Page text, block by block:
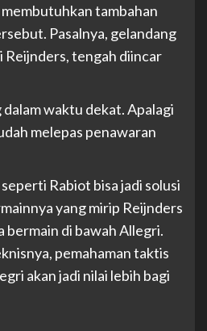
tambahan
Pasalnya, gelandang
Reijnders, tengah diincar
dalam waktu dekat. Apalagi
melepas penawaran
Rabiot bisa jadi solusi
yang mirip Reijnders
bermain di bawah Allegri.
pemahaman taktis
akan jadi nilai lebih bagi